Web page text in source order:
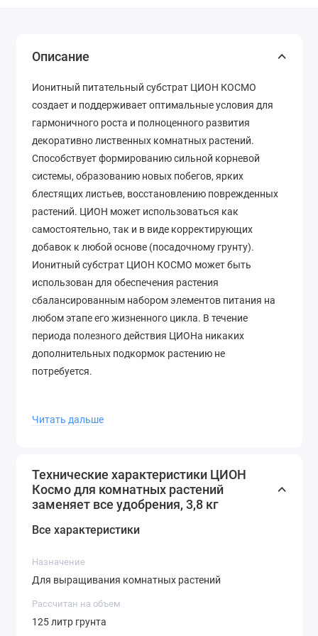
Описание
Ионитный питательный субстрат ЦИОН КОСМО
создает и поддерживает оптимальные условия для
гармоничного роста и полноценного развития
декоративно лиственных комнатных растений.
Способствует формированию сильной корневой
системы, образованию новых побегов, ярких
блестящих листьев, восстановлению поврежденных
растений. ЦИОН может использоваться как
самостоятельно, так и в виде корректирующих
добавок к любой основе (посадочному грунту).
Ионитный субстрат ЦИОН КОСМО может быть
использован для обеспечения растения
сбалансированным набором элементов питания на
любом этапе его жизненного цикла. В течение
периода полезного действия ЦИОНа никаких
дополнительных подкормок растению не
потребуется.
Идеально сбалансированное питание растения
питания для лиственных и цветущих
комнатных растений.
Не является минеральным удобрением, не
содержит фитогормонов, стимуляторов и
Способствует адаптации и приживаемости
растений после пересадки.
Рекомендован для прямого контакта с
корневой системой.
Читать дальше
Технические характеристики ЦИОН
Космо для комнатных растений
заменяет все удобрения, 3,8 кг
Все характеристики
Назначение
Для выращивания комнатных растений
Рассчитан на объем
125 литр грунта